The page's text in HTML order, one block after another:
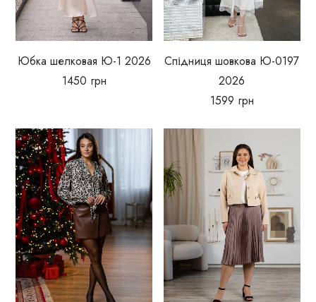
Юбка шелковая Ю-1 2026
1450 грн
Спідниця шовкова Ю-0197
2026
1599 грн